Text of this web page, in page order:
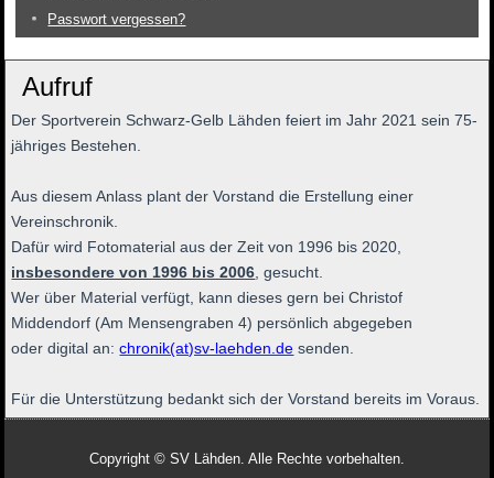
Passwort vergessen?
Aufruf
Der Sportverein Schwarz-Gelb Lähden feiert im Jahr 2021 sein 75-
jähriges Bestehen.
Aus diesem Anlass plant der Vorstand die Erstellung einer
Vereinschronik.
Dafür wird Fotomaterial aus der Zeit von 1996 bis 2020,
insbesondere von 1996 bis 2006 , gesucht.
Wer über Material verfügt, kann dieses gern bei Christof
Middendorf (Am Mensengraben 4) persönlich abgegeben
oder digital an:chronik(at)sv-laehden.de senden.
Für die Unterstützung bedankt sich der Vorstand bereits im Voraus.
Copyright © SV Lähden. Alle Rechte vorbehalten.